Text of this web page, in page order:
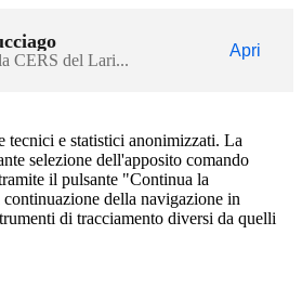
CERS del Lari...
Apri
tecnici e statistici anonimizzati. La
selezione dell'apposito comando
il pulsante "Continua la
della navigazione in
di tracciamento diversi da quelli